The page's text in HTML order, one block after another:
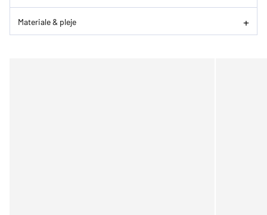
Materiale & pleje